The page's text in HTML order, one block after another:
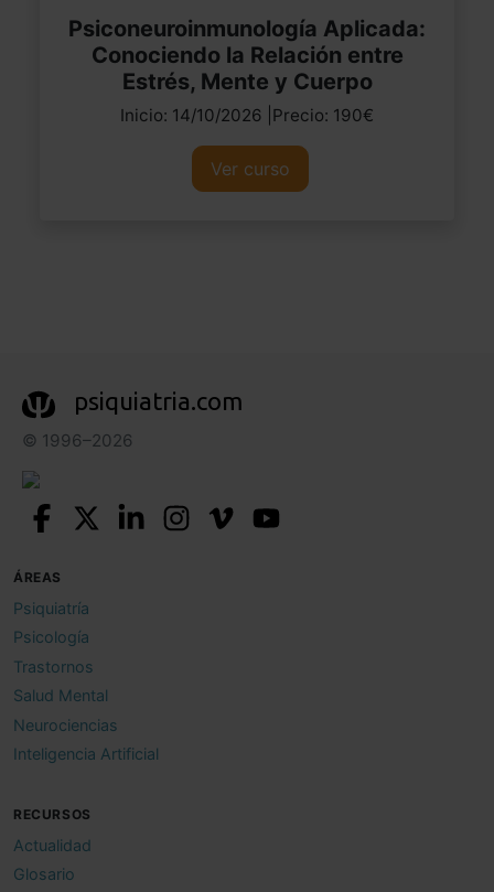
Psiconeuroinmunología Aplicada:
Conociendo la Relación entre
Estrés, Mente y Cuerpo
Inicio: 14/10/2026 |Precio: 190€
Ver curso
psiquiatria.com
© 1996–2026
ÁREAS
Psiquiatría
Psicología
Trastornos
Salud Mental
Neurociencias
Inteligencia Artificial
RECURSOS
Actualidad
Glosario